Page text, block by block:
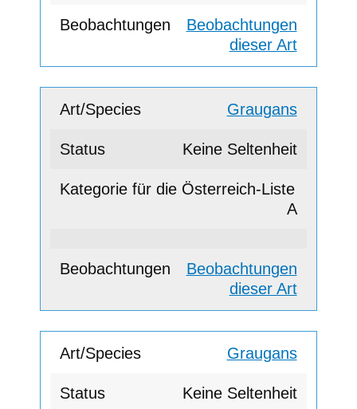
Beobachtungen
dieser Art
Graugans
Keine Seltenheit
A
Beobachtungen
dieser Art
Graugans
Keine Seltenheit